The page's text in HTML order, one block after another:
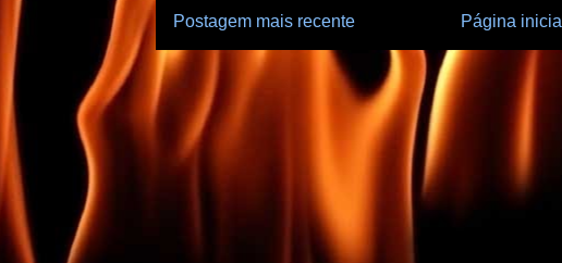
Postagem mais recente Página inicial